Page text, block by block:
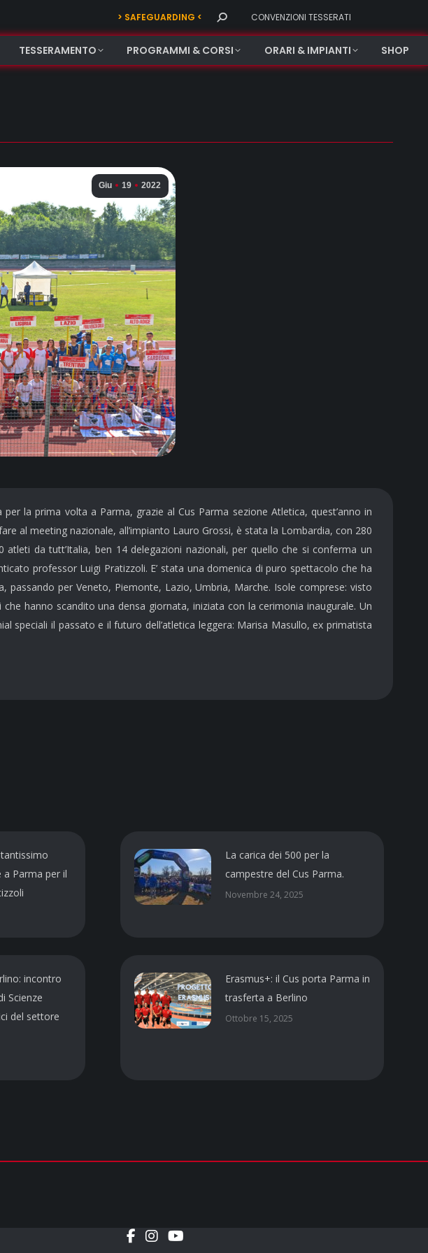
> SAFEGUARDING < Search: CONVENZIONI TESSERATI
TESSERAMENTO PROGRAMMI & CORSI ORARI & IMPIANTI SHOP
Giu 19 2022
la prima volta a Parma, grazie al Cus Parma sezione Atletica, quest’anno in
al meeting nazionale, all’impianto Lauro Grossi, è stata la Lombardia, con 280
da tutt’Italia, ben 14 delegazioni nazionali, per quello che si conferma un
professor Luigi Pratizzoli. E’ stata una domenica di puro spettacolo che ha
per Veneto, Piemonte, Lazio, Umbria, Marche. Isole comprese: visto
hanno scandito una densa giornata, iniziata con la cerimonia inaugurale. Un
speciali il passato e il futuro dell’atletica leggera: Marisa Masullo, ex primatista
Parma per il
La carica dei 500 per la
campestre del Cus Parma.
Novembre 24, 2025
incontro
Scienze
del settore
Erasmus+: il Cus porta Parma in
trasferta a Berlino
Ottobre 15, 2025